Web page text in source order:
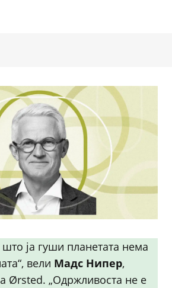
ја гуши планетата нема
вели Мадс Нипер,
Ørsted. „Одржливоста не е